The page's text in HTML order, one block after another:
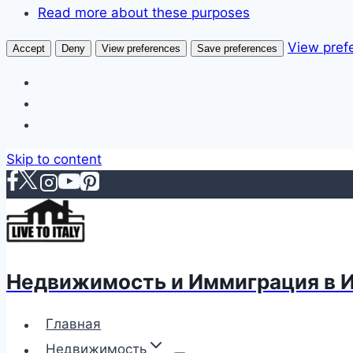
Read more about these purposes
Accept Deny View preferences Save preferences View
Skip to content
Недвижимость и Иммиграция в
Главная
Недвижимость